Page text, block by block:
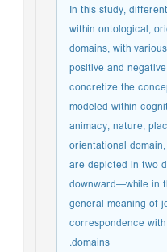
In this study,
within ontological,
domains, with
positive and
concretize the
modeled within
animacy, nature,
orientational
are depicted in two
downward—while in
general meaning of
correspondence
domains.